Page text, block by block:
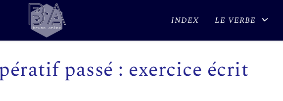
INDEX LE VERBE
passé : exercice écrit